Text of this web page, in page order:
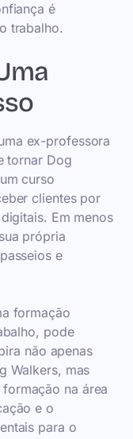
é
trabalho.
ex-professora
tornar Dog
curso
clientes por
Em menos
própria
e
formação
pode
não apenas
Walkers, mas
na área
e o
para o